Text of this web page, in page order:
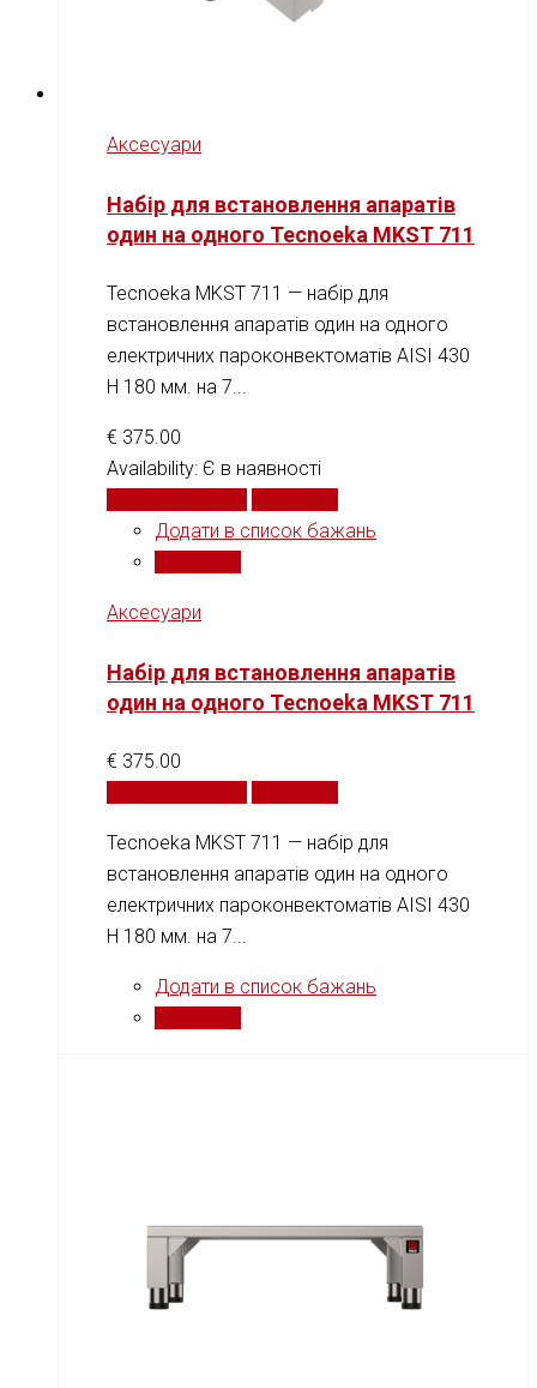
Аксесуари
Набір для встановлення апаратів
один на одного Tecnoeka MKST 711
Tecnoeka MKST 711 — набір для
встановлення апаратів один на одного
електричних пароконвектоматів AISI 430
H 180 мм. на 7...
€ 375.00
Availability: Є в наявності
Додати в список бажань
Аксесуари
Набір для встановлення апаратів
один на одного Tecnoeka MKST 711
€ 375.00
Tecnoeka MKST 711 — набір для
встановлення апаратів один на одного
електричних пароконвектоматів AISI 430
H 180 мм. на 7...
Додати в список бажань